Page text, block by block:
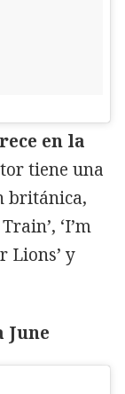
en la
tiene una
británica,
‘I’m
Lions’ y